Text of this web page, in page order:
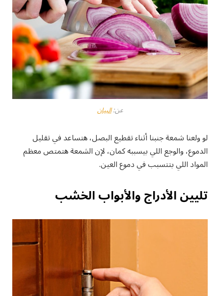
عن:البيان
لو ولعنا شمعة جنبنا أثناء تقطيع البصل، هتساعد في تقليل
الدموع، والوجع اللي بيسببه كمان، لإن الشمعة هتمتص معظم
المواد اللي بتتسبب في دموع العين.
تليين الأدراج والأبواب الخشب